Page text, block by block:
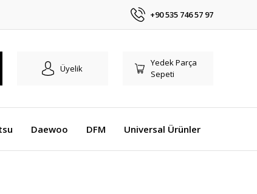
+90 535 746 57 97
Üyelik
Yedek Parça
Sepeti
Daewoo DFM Universal Ürünler